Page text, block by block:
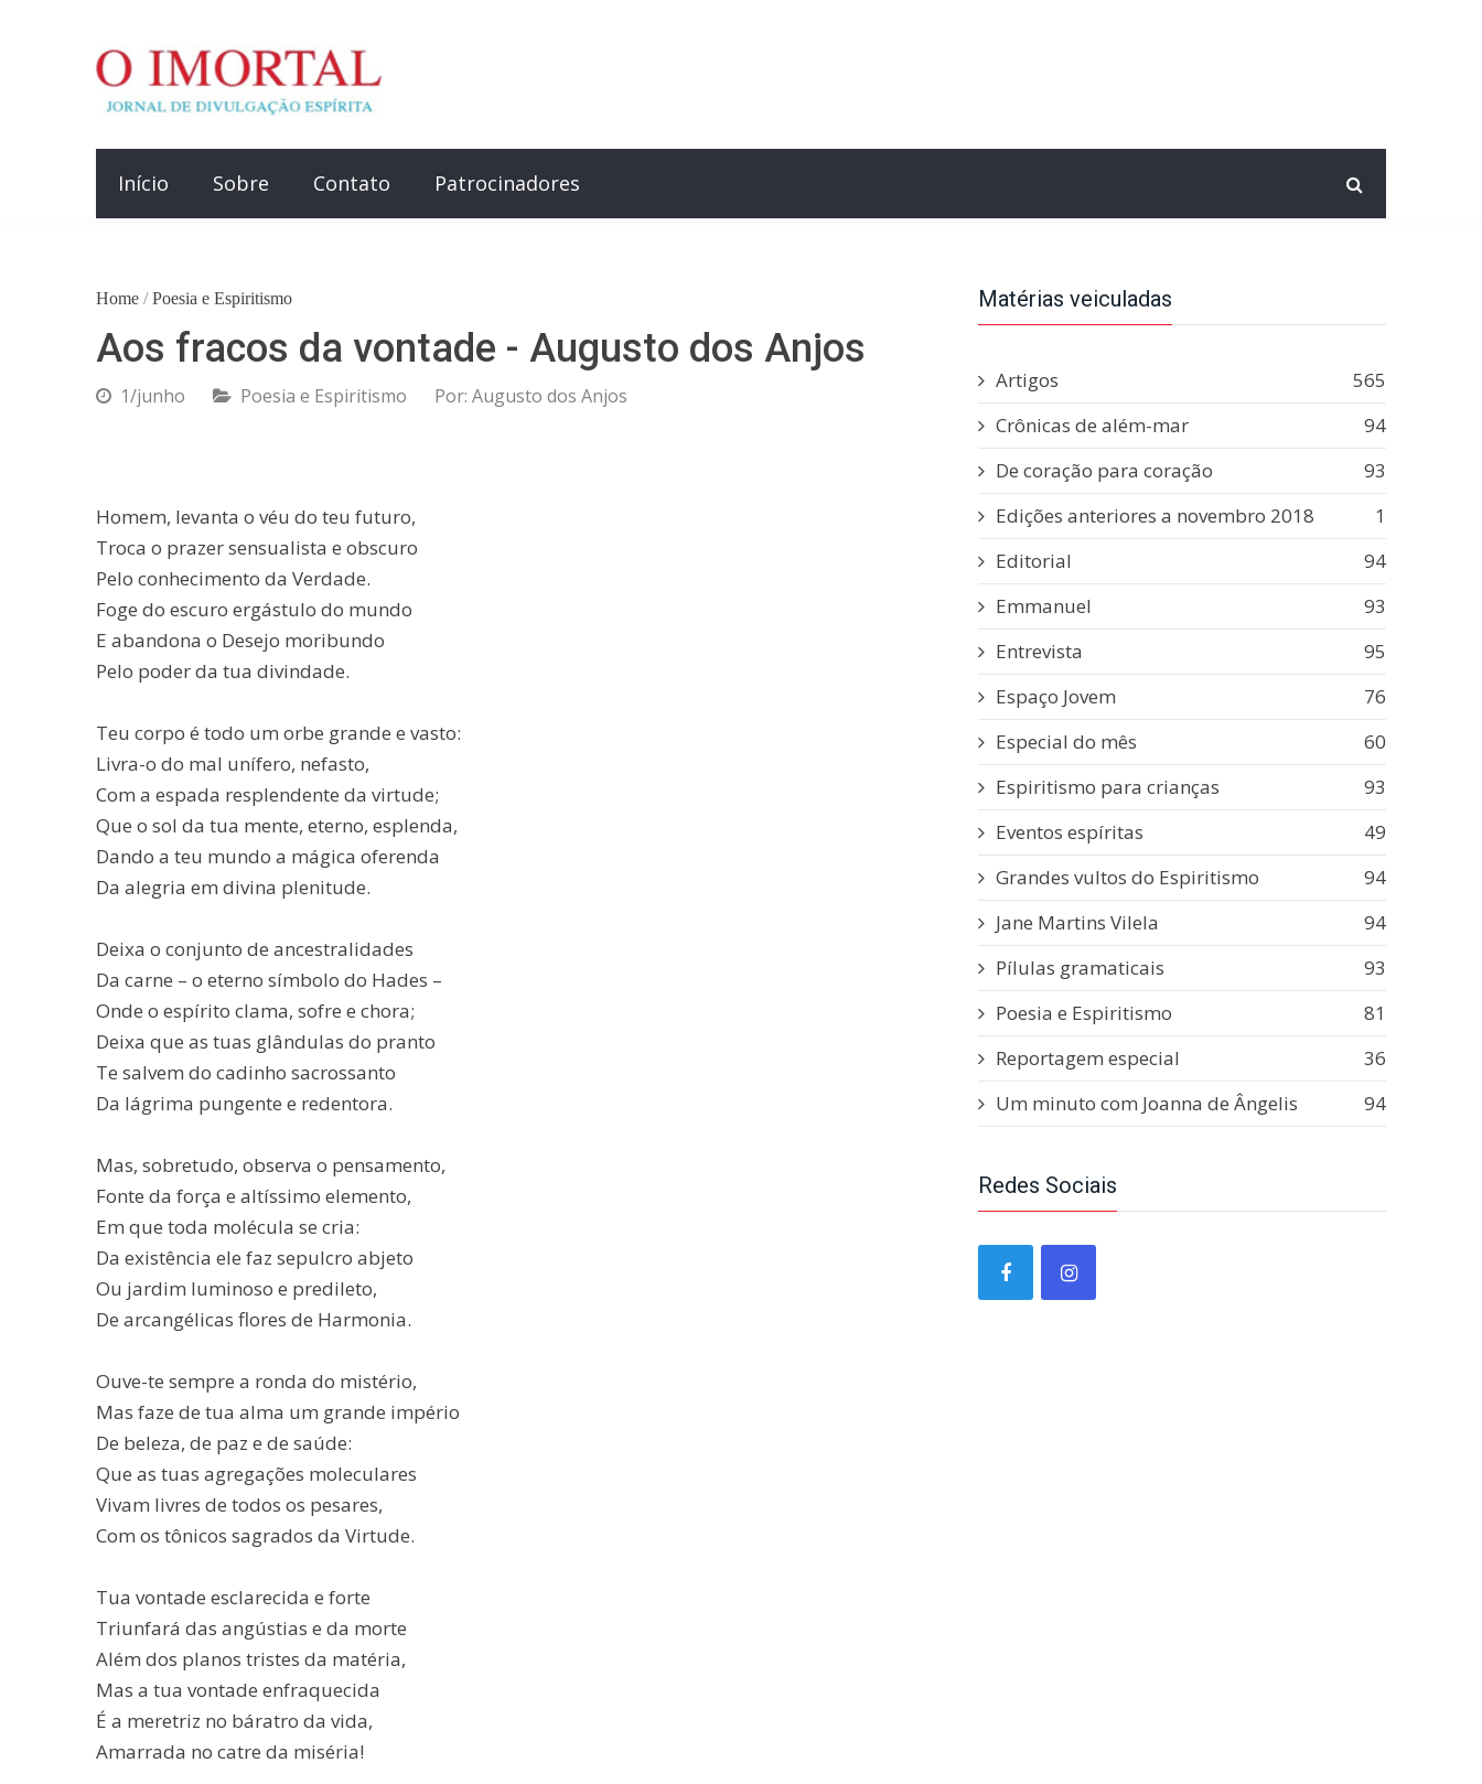
Início Sobre Contato Patrocinadores
Home / Poesia e Espiritismo
Aos fracos da vontade - Augusto dos Anjos
1/junho Poesia e Espiritismo Por: Augusto dos Anjos
Homem, levanta o véu do teu futuro,
Troca o prazer sensualista e obscuro
Pelo conhecimento da Verdade.
Foge do escuro ergástulo do mundo
E abandona o Desejo moribundo
Pelo poder da tua divindade.
Teu corpo é todo um orbe grande e vasto:
Livra-o do mal unífero, nefasto,
Com a espada resplendente da virtude;
Que o sol da tua mente, eterno, esplenda,
Dando a teu mundo a mágica oferenda
Da alegria em divina plenitude.
Deixa o conjunto de ancestralidades
Da carne – o eterno símbolo do Hades –
Onde o espírito clama, sofre e chora;
Deixa que as tuas glândulas do pranto
Te salvem do cadinho sacrossanto
Da lágrima pungente e redentora.
Mas, sobretudo, observa o pensamento,
Fonte da força e altíssimo elemento,
Em que toda molécula se cria:
Da existência ele faz sepulcro abjeto
Ou jardim luminoso e predileto,
De arcangélicas flores de Harmonia.
Ouve-te sempre a ronda do mistério,
Mas faze de tua alma um grande império
De beleza, de paz e de saúde:
Que as tuas agregações moleculares
Vivam livres de todos os pesares,
Com os tônicos sagrados da Virtude.
Tua vontade esclarecida e forte
Triunfará das angústias e da morte
Além dos planos tristes da matéria,
Mas a tua vontade enfraquecida
É a meretriz no báratro da vida,
Amarrada no catre da miséria!
Matérias veiculadas
Artigos
565
Crônicas de além-mar
94
De coração para coração
93
Edições anteriores a novembro 2018
1
Editorial
94
Emmanuel
93
Entrevista
95
Espaço Jovem
76
Especial do mês
60
Espiritismo para crianças
93
Eventos espíritas
49
Grandes vultos do Espiritismo
94
Jane Martins Vilela
94
Pílulas gramaticais
93
Poesia e Espiritismo
81
Reportagem especial
36
Um minuto com Joanna de Ângelis
94
Redes Sociais